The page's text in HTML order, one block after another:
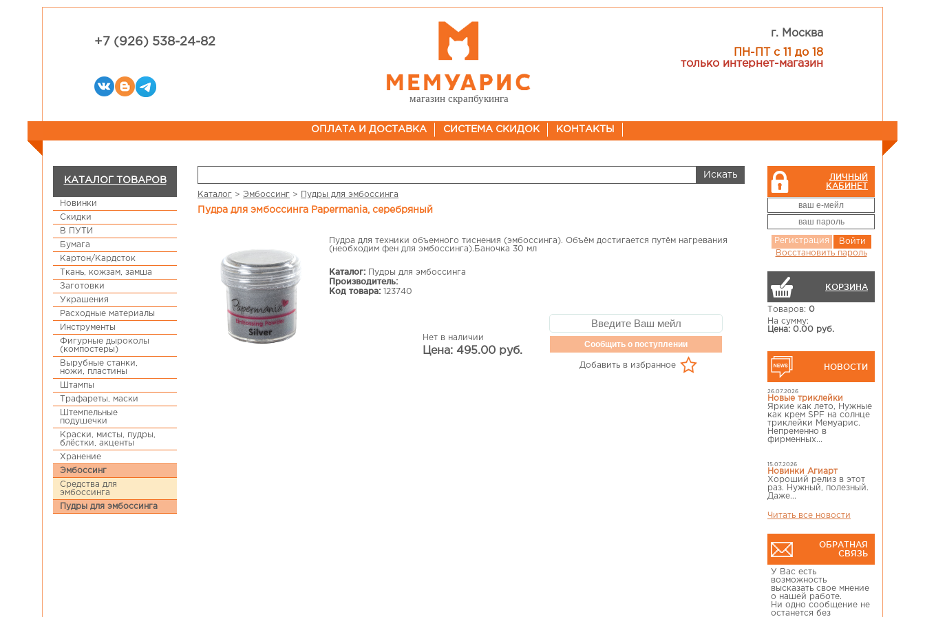
+7 (926) 538-24-82
магазин скрапбукинга
г. Москва
ПН-ПТ с 11 до 18
только интернет-магазин
ОПЛАТА И ДОСТАВКА СИСТЕМА СКИДОК КОНТАКТЫ
КАТАЛОГ ТОВАРОВ
Новинки
Скидки
В ПУТИ
Бумага
Картон/Кардсток
Ткань, кожзам, замша
Заготовки
Украшения
Расходные материалы
Инструменты
Фигурные дыроколы
(компостеры)
Вырубные станки,
ножи, пластины
Штампы
Трафареты, маски
Штемпельные
подушечки
Краски, мисты, пудры,
блёстки, акценты
Хранение
Эмбоссинг
Средства для
эмбоссинга
Пудры для эмбоссинга
ЛИЧНЫЙ
КАБИНЕТ
Регистрация
Войти
Восстановить пароль
КОРЗИНА
Товаров: 0
На сумму:
Цена: 0.00 руб.
НОВОСТИ
26.07.2026
Новые триклейки
Яркие как лето, Нужные
как крем SPF на солнце
триклейки Мемуарис.
Непременно в
фирменных...
15.07.2026
Новинки Агиарт
Хороший релиз в этот
раз. Нужный, полезный.
Даже...
Читать все новости
ОБРАТНАЯ
СВЯЗЬ
У Вас есть
возможность
высказать свое мнение
о нашей работе.
Ни одно сообщение не
останется без
Каталог > Эмбоссинг > Пудры для эмбоссинга
Пудра для эмбоссинга Papermania, серебряный
Пудра для техники объемного тиснения (эмбоссинга). Объём достигается путём нагревания
(необходим фен для эмбоссинга).Баночка 30 мл
Каталог: Пудры для эмбоссинга
Производитель:
Код товара: 123740
Нет в наличии
Цена: 495.00 руб.
Сообщить о поступлении
Добавить в избранное